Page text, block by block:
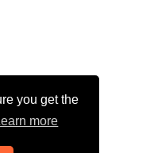
you get the
more